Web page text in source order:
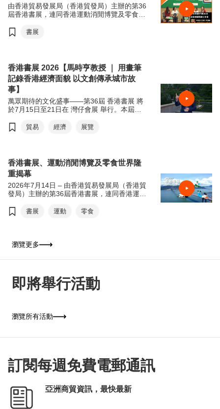
由香港貿易發展局（香港貿發局）主辦的第36
屆香港書展，連同香港運動消閒博覽及零食世
於香港會議展覽中心舉行。今年三項展覽合共
書展
香港書展 2026【馬時亨教授 ｜ 用畫筆
記錄香港經濟面貌 以文創傳承城市故
事】
萬眾期待的文化盛事——第36屆 香港書展 將
於7月15日至21日在 灣仔會展 舉行。本屆書
領讀者從香港出發，探索世界各地的歷史、文
特別聯同本地藝術家 @messydesks 及過百位
中、小學生，攜手用畫筆記錄香港經濟面貌。
歡迎觀看宣傳短片，率先感受本屆書展的精彩
內容。
貿易 經濟 展覽
香港書展、運動消閒博覽及零食世界隆
重揭幕
2026年7月14日 – 由香港貿易發展局（香港貿
發局）主辦的第36屆香港書展，連同香港運動
日（星期三至星期二）於香港會議展覽中心舉
（7月15日）上午11時將舉行開幕典禮，由香
主禮嘉賓及致開幕辭，香港貿易發展局主席馬
今年書展以「從香港閱讀世界：文創傳承．旅
「揭開文學心度遊」為主題，以「本地眼」和
有多組互動裝置，按參觀者的性格及喜好推薦
跨越地域的文學之旅。
書展 運動 零食
瀏覽更多
即將舉行活動
瀏覽所有活動
訂閱每週免費電郵通訊
亞洲商貿資訊，最快最新